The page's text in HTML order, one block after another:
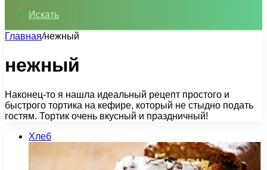
Искать
Главная/нежный
нежный
Наконец-то я нашла идеальный рецепт простого и
быстрого тортика на кефире, который не стыдно подать
гостям. Тортик очень вкусный и праздничный!
Хлеб